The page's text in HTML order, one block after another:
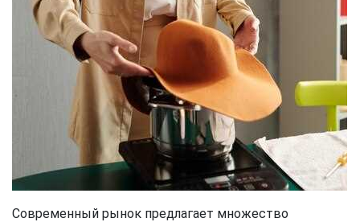
Современный рынок предлагает множество